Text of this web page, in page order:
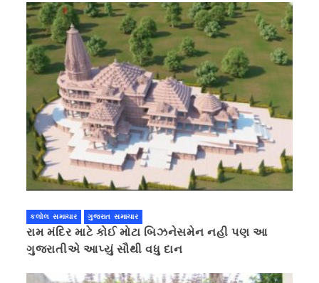
કલોલ સમાચાર ગુજરાત સમાચાર
રામ મંદિર માટે કોઈ મોટા બિઝનેસમેન નહી પણ આ
ગુજરાતીએ આપ્યું સૌથી વધુ દાન